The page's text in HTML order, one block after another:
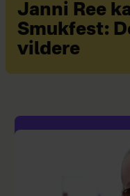
Janni Ree
Smukfest:
vildere